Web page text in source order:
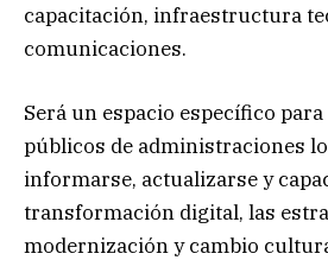
capacitación, infraestructura
comunicaciones.
Será un espacio específico
públicos de administraciones
informarse, actualizarse y
transformación digital, las
modernización y cambio